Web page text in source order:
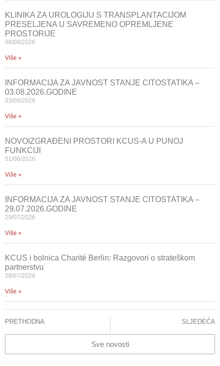
KLINIKA ZA UROLOGIJU S TRANSPLANTACIJOM
PRESELJENA U SAVREMENO OPREMLJENE
PROSTORIJE
08/08/2026
Više »
INFORMACIJA ZA JAVNOST STANJE CITOSTATIKA –
03.08.2026.GODINE
03/08/2026
Više »
NOVOIZGRAĐENI PROSTORI KCUS-A U PUNOJ
FUNKCIJI
01/08/2026
Više »
INFORMACIJA ZA JAVNOST STANJE CITOSTATIKA –
29.07.2026.GODINE
29/07/2026
Više »
KCUS i bolnica Charité Berlin: Razgovori o strateškom
partnerstvu
28/07/2026
Više »
PRETHODNA SLJEDEĆA
Sve novosti